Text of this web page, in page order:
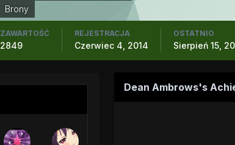
Brony
ZAWARTOŚĆ
2849
REJESTRACJA
Czerwiec 4, 2014
OSTATNIO
Sierpień 15,
Dean Ambrows's